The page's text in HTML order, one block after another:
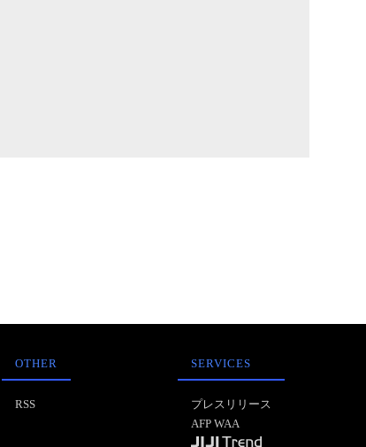
OTHER
RSS
SERVICES
プレスリリース
AFP WAA